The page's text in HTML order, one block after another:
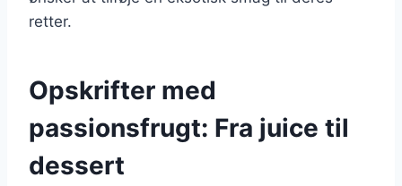
retter.
Opskrifter med
passionsfrugt: Fra juice til
dessert